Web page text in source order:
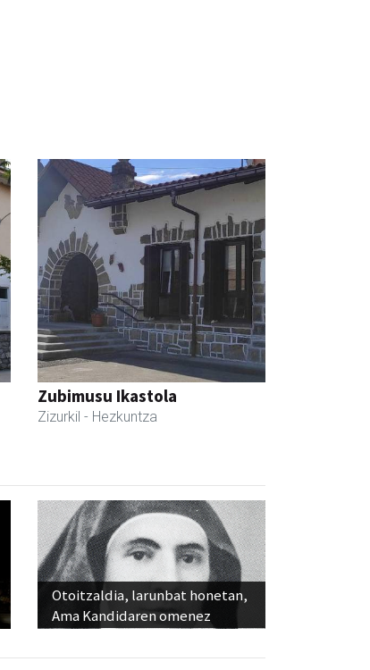
Zubimusu Ikastola
Zizurkil - Hezkuntza
Otoitzaldia, larunbat honetan,
Ama Kandidaren omenez